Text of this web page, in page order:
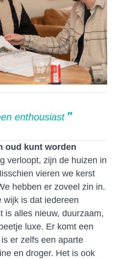
enthousiast
oud kunt worden
verloopt, zijn de huizen in
vieren we kerst
hebben er zoveel zin in.
wijk is dat iedereen
is alles nieuw, duurzaam,
luxe. Er komt een
er zelfs een aparte
en droger. Het is ook